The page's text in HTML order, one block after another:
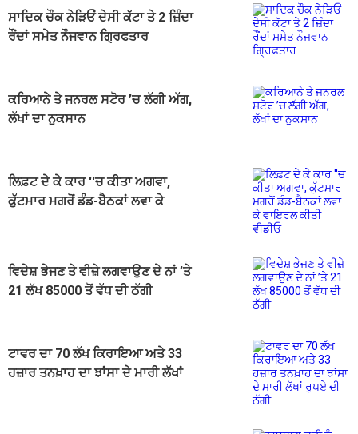
ਸਾਦਿਕ ਚੌਕ ਨੇੜਿਓਂ ਦੇਸੀ ਕੱਟਾ ਤੇ 2 ਜ਼ਿੰਦਾ
ਰੌਂਦਾਂ ਸਮੇਤ ਨੌਜਵਾਨ ਗ੍ਰਿਫਤਾਰ
ਕਰਿਆਨੇ ਤੇ ਜਨਰਲ ਸਟੋਰ ’ਚ ਲੱਗੀ ਅੱਗ,
ਲੱਖਾਂ ਦਾ ਨੁਕਸਾਨ
ਲਿਫ਼ਟ ਦੇ ਕੇ ਕਾਰ ''ਚ ਕੀਤਾ ਅਗਵਾ,
ਕੁੱਟਮਾਰ ਮਗਰੋਂ ਡੰਡ-ਬੈਠਕਾਂ ਲਵਾ ਕੇ
ਵਿਦੇਸ਼ ਭੇਜਣ ਤੇ ਵੀਜ਼ੇ ਲਗਵਾਉਣ ਦੇ ਨਾਂ ’ਤੇ
21 ਲੱਖ 85000 ਤੋਂ ਵੱਧ ਦੀ ਠੱਗੀ
ਟਾਵਰ ਦਾ 70 ਲੱਖ ਕਿਰਾਇਆ ਅਤੇ 33
ਹਜ਼ਾਰ ਤਨਖ਼ਾਹ ਦਾ ਝਾਂਸਾ ਦੇ ਮਾਰੀ ਲੱਖਾਂ